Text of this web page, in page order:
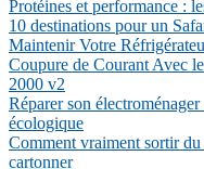
Protéines et performance :
10 destinations pour un
Maintenir Votre
Coupure de Courant Avec
2000 v2
Réparer son
écologique
Comment vraiment sortir
cartonner